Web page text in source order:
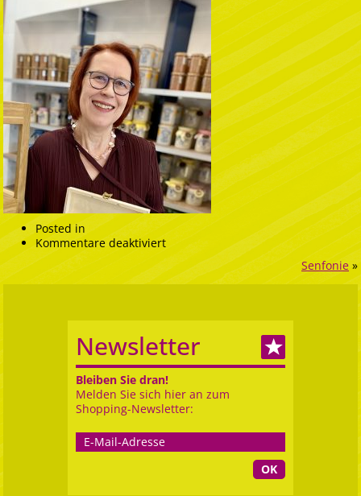
Posted in
Kommentare deaktiviertfür
EIA
Senf
1
Senfonie »
Newsletter
Bleiben Sie dran!
Melden Sie sich hier an zum
Shopping-Newsletter:
OK